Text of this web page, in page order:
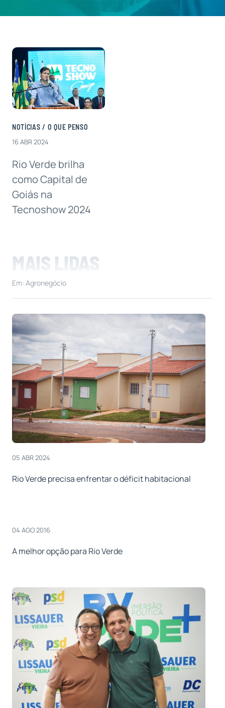
NOTÍCIAS / O QUE PENSO
16 ABR 2024
Rio Verde brilha
como Capital de
Goiás na
Tecnoshow 2024
MAIS LIDAS
Em: Agronegócio
05 ABR 2024
Rio Verde precisa enfrentar o déficit habitacional
04 AGO 2016
A melhor opção para Rio Verde